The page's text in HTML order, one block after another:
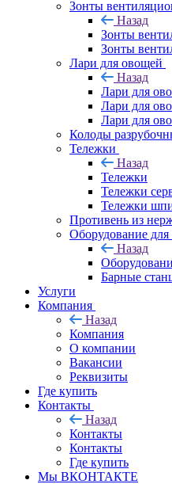
Зонты
Назад
Зонты
Зонты
Лари для овощей
Назад
Лари для
Лари для
Лари для
Колоды
Тележки
Назад
Тележки
Тележки
Тележки
Противень из
Оборудование для
Назад
Барные
Услуги
Компания
Назад
Компания
О компании
Вакансии
Реквизиты
Где купить
Контакты
Назад
Контакты
Контакты
Где купить
Мы ВКОНТАКТЕ